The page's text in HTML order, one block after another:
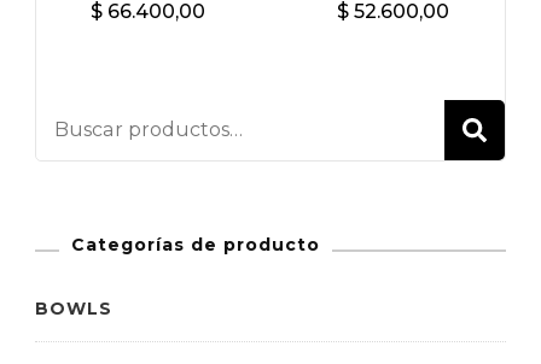
$ 66.400,00
$52.600,00
Categorías de producto
BOWLS